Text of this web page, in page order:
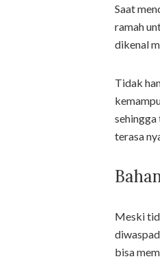
Saat
ramah
dikenal
Tidak
terasa
Meski
bisa